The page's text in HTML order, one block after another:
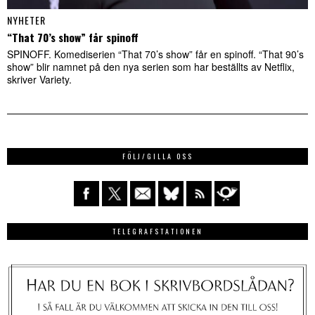
NYHETER
“That 70’s show” får spinoff
SPINOFF. Komediserien “That 70’s show” får en spinoff. “That 90’s
show” blir namnet på den nya serien som har beställts av Netflix,
skriver Variety.
FÖLJ/GILLA OSS
TELEGRAFSTATIONEN